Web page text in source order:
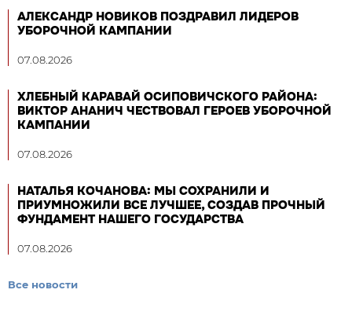
АЛЕКСАНДР НОВИКОВ ПОЗДРАВИЛ ЛИДЕРОВ
УБОРОЧНОЙ КАМПАНИИ
07.08.2026
ХЛЕБНЫЙ КАРАВАЙ ОСИПОВИЧСКОГО РАЙОНА:
ВИКТОР АНАНИЧ ЧЕСТВОВАЛ ГЕРОЕВ УБОРОЧНОЙ
КАМПАНИИ
07.08.2026
НАТАЛЬЯ КОЧАНОВА: МЫ СОХРАНИЛИ И
ПРИУМНОЖИЛИ ВСЕ ЛУЧШЕЕ, СОЗДАВ ПРОЧНЫЙ
ФУНДАМЕНТ НАШЕГО ГОСУДАРСТВА
07.08.2026
Все новости